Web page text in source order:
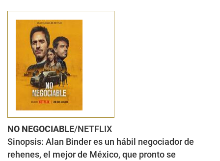
NO NEGOCIABLE/NETFLIX
Sinopsis: Alan Binder es un hábil negociador de
rehenes, el mejor de México, que pronto se